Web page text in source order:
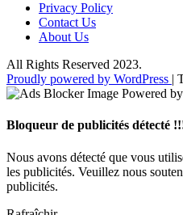
Privacy Policy
Contact Us
About Us
All Rights Reserved 2023.
Proudly powered by WordPress |
Bloqueur de publicités détecté
Nous avons détecté que vous
les publicités. Veuillez nous
publicités.